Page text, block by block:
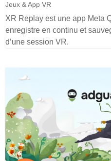
Jeux & App VR
XR Replay est une app Meta
enregistre en continu et
d’une session VR.